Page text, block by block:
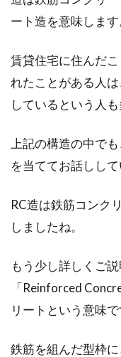
ート造を意味します
賃貸住宅に住んだ
れたことがある人
しているという人も
上記の構造の中で
を当ててお話しして
RC造は鉄筋コンク
しましたね。
もう少し詳しくご
「Reinforced
リートという意味で
鉄筋を組んだ型枠